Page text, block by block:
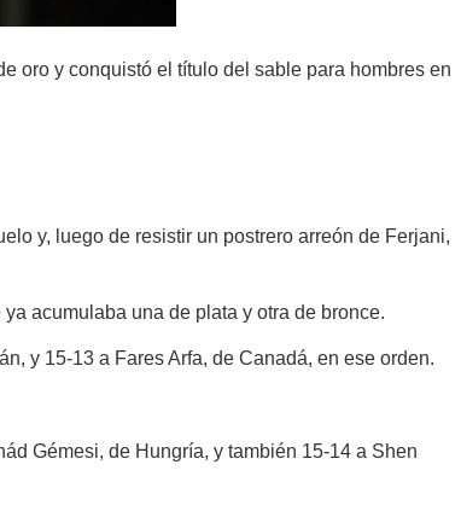
oro y conquistó el título del sable para hombres en
y, luego de resistir un postrero arreón de Ferjani,
acumulaba una de plata y otra de bronce.
y 15-13 a Fares Arfa, de Canadá, en ese orden.
Gémesi, de Hungría, y también 15-14 a Shen